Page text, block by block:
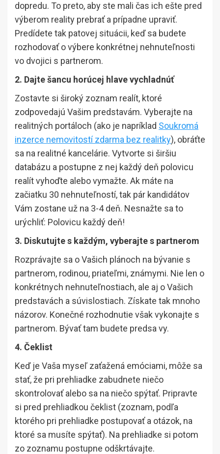
dopredu. To preto, aby ste mali čas ich ešte pred
výberom reality prebrať a prípadne upraviť.
Predídete tak patovej situácii, keď sa budete
rozhodovať o výbere konkrétnej nehnuteľnosti
vo dvojici s partnerom.
2. Dajte šancu horúcej hlave vychladnúť
Zostavte si široký zoznam realít, ktoré
zodpovedajú Vašim predstavám. Vyberajte na
realitných portáloch (ako je napríklad Soukromá
inzerce nemovitostí zdarma bez realitky), obráťte
sa na realitné kancelárie. Vytvorte si širšiu
databázu a postupne z nej každý deň polovicu
realít vyhoďte alebo vymažte. Ak máte na
začiatku 30 nehnuteľností, tak pár kandidátov
Vám zostane už na 3-4 deň. Nesnažte sa to
urýchliť: Polovicu každý deň!
3. Diskutujte s každým, vyberajte s partnerom
Rozprávajte sa o Vašich plánoch na bývanie s
partnerom, rodinou, priateľmi, známymi. Nie len o
konkrétnych nehnuteľnostiach, ale aj o Vašich
predstavách a súvislostiach. Získate tak mnoho
názorov. Konečné rozhodnutie však vykonajte s
partnerom. Bývať tam budete predsa vy.
4. Čeklist
Keď je Vaša myseľ zaťažená emóciami, môže sa
stať, že pri prehliadke zabudnete niečo
skontrolovať alebo sa na niečo spýtať. Pripravte
si pred prehliadkou čeklist (zoznam, podľa
ktorého pri prehliadke postupovať a otázok, na
ktoré sa musíte spýtať). Na prehliadke si potom
zo zoznamu postupne odškrtávajte.